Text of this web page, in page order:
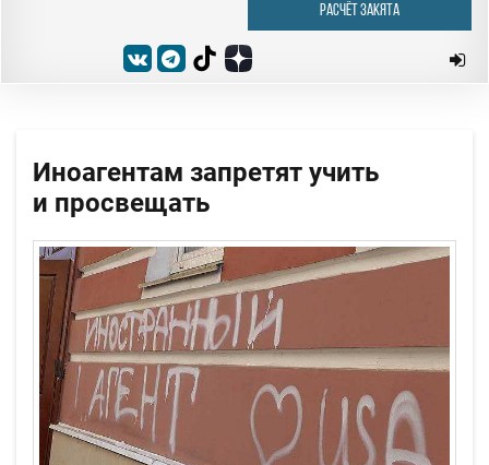
РАСЧЁТ ЗАКЯТА
Иноагентам запретят учить
и просвещать